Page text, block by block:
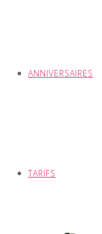
ANNIVERSAIRES
TARIFS